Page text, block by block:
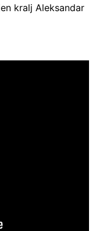
kralj Aleksandar